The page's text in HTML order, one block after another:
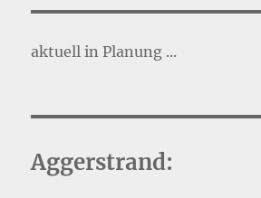
aktuell in Planung ...
Aggerstrand: